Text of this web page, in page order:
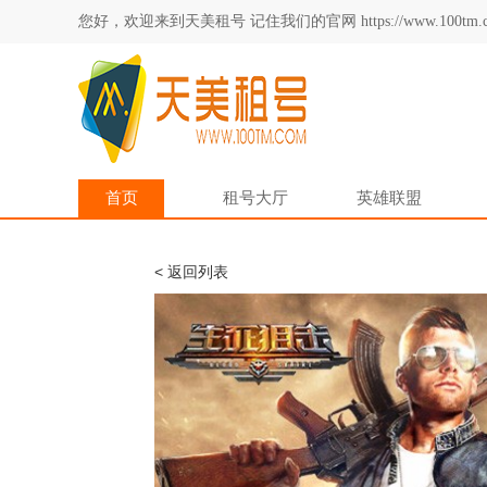
您好，欢迎来到天美租号 记住我们的官网 https://
首页 租号大厅 英雄联盟
< 返回列表